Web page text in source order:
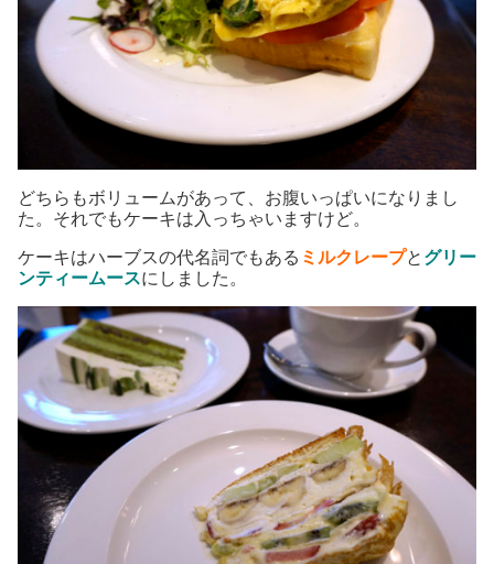
どちらもボリュームがあって、お腹いっぱいになりまし
た。それでもケーキは入っちゃいますけど。
ケーキはハーブスの代名詞でもある ミルクレープと グリー
ンティームースにしました。